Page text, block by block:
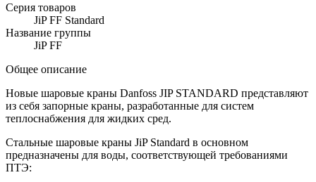
Серия товаров
JiP FF Standard
Название группы
JiP FF
Общее описание
Новые шаровые краны Danfoss JIP STANDARD представляют
из себя запорные краны, разработанные для систем
теплоснабжения для жидких сред.
Стальные шаровые краны JiP Standard в основном
предназначены для воды, соответствующей требованиями
ПТЭ: